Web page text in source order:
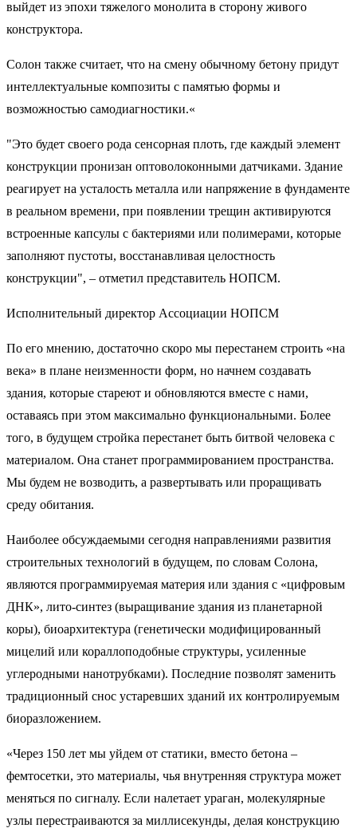
выйдет из эпохи тяжелого монолита в сторону живого
конструктора.
Солон также считает, что на смену обычному бетону придут
интеллектуальные композиты с памятью формы и
возможностью самодиагностики.«
"Это будет своего рода сенсорная плоть, где каждый элемент
конструкции пронизан оптоволоконными датчиками. Здание
реагирует на усталость металла или напряжение в фундаменте
в реальном времени, при появлении трещин активируются
встроенные капсулы с бактериями или полимерами, которые
заполняют пустоты, восстанавливая целостность
конструкции", – отметил представитель НОПСМ.
Исполнительный директор Ассоциации НОПСМ
По его мнению, достаточно скоро мы перестанем строить «на
века» в плане неизменности форм, но начнем создавать
здания, которые стареют и обновляются вместе с нами,
оставаясь при этом максимально функциональными. Более
того, в будущем стройка перестанет быть битвой человека с
материалом. Она станет программированием пространства.
Мы будем не возводить, а развертывать или проращивать
среду обитания.
Наиболее обсуждаемыми сегодня направлениями развития
строительных технологий в будущем, по словам Солона,
являются программируемая материя или здания с «цифровым
ДНК», лито-синтез (выращивание здания из планетарной
коры), биоархитектура (генетически модифицированный
мицелий или кораллоподобные структуры, усиленные
углеродными нанотрубками). Последние позволят заменить
традиционный снос устаревших зданий их контролируемым
биоразложением.
«Через 150 лет мы уйдем от статики, вместо бетона –
фемтосетки, это материалы, чья внутренняя структура может
меняться по сигналу. Если налетает ураган, молекулярные
узлы перестраиваются за миллисекунды, делая конструкцию